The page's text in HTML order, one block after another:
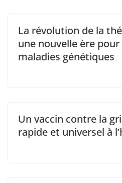
La révolution de la
une nouvelle ère
maladies génétiques
Un vaccin contre la
rapide et universel à